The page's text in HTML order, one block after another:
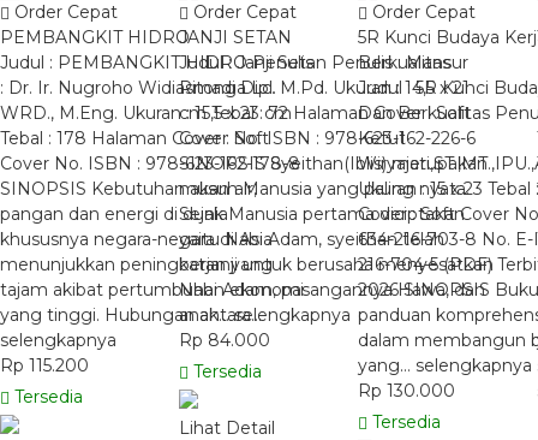
Order Cepat
PEMBANGKIT HIDRO
Judul : PEMBANGKIT HIDRO Penulis
: Dr. Ir. Nugroho Widiasmadi Dipl.
WRD., M.Eng. Ukuran : 15,5 x 23 cm
Tebal : 178 Halaman Cover : Soft
Cover No. ISBN : 978-623-162-178-8
SINOPSIS Kebutuhan akan air,
pangan dan energi di dunia
khususnya negara-negara di Asia
menunjukkan peningkatan yang
tajam akibat pertumbuhan ekonomi
yang tinggi. Hubungan antara…
selengkapnya
Rp 115.200
Tersedia
Order Cepat
JANJI SETAN
Judul : Janji Setan Penulis : Mansur
Ritonga Lc. M.Pd. Ukuran : 14,5 x 21
cm Tebal : 72 Halaman Cover : Soft
Cover No. ISBN : 978-623-162-226-6
SINOPSIS Syeithan(Iblis) merupakan
musuh Manusia yang paling nyata.
Sejak Manusia pertama diciptakan
yaitu Nabi Adam, syeithan telah
berjanji untuk berusaha menyesatkan
Nabi Adam, pasangannya Hawa, dan
anak…selengkapnya
Rp 84.000
Tersedia
Lihat Detail
Order Cepat
5R Kunci Budaya
Berkualitas
Judul : 5R Kunci
Dan Berkualitas
Ketut
Ukuran : 15 x 23
Cover : Soft Cover
634-216-703-8 No.
216-704-5 (PDF)
2026 SINOPSIS
panduan
dalam membangun
yang… selengkapnya
Rp 130.000
Tersedia